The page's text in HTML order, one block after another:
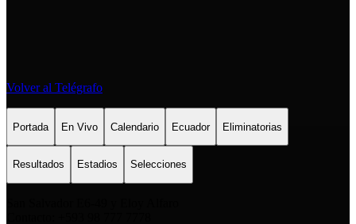
Volver al Telégrafo
Portada En Vivo Calendario Ecuador Eliminatorias
Resultados Estadios Selecciones